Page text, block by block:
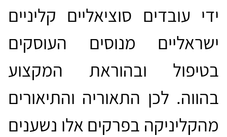
ידי עובדים סוציאליים קליניים
ישראליים מנוסים העוסקים
בטיפול ובהוראת המקצוע
בהווה. לכן התאוריה והתיאורים
מהקליניקה בפרקים אלו נשענים